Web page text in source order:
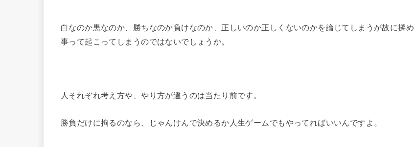
白なのか黒なのか、勝ちなのか負けなのか、正しいのか正しくないのかを論じてしまうが故に揉め
事って起こってしまうのではないでしょうか。
人それぞれ考え方や、やり方が違うのは当たり前です。
勝負だけに拘るのなら、じゃんけんで決めるか人生ゲームでもやってればいいんですよ。